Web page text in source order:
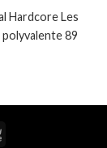
Hardcore Les
polyvalente 89